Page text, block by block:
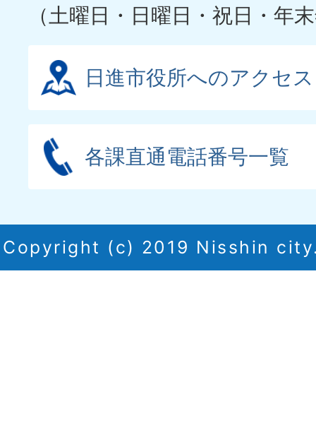
（土曜日・日曜日・祝日・年
日進市役所へのアクセス
各課直通電話番号一覧
Copyright (c) 2019 Nisshin